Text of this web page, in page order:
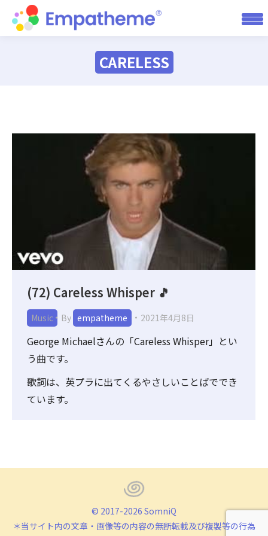
CARELESS
(72) Careless Whisper 🎵
Music By empatheme 2021年4月8日
George Michaelさんの「Careless Whisper」とい
う曲です。
歌詞は、英プラに出てくるやさしいことばででき
ています。
© 2017-2026 SomniQ
＊当サイト内の文章・画像等の内容の無断転載及び複製等の行為